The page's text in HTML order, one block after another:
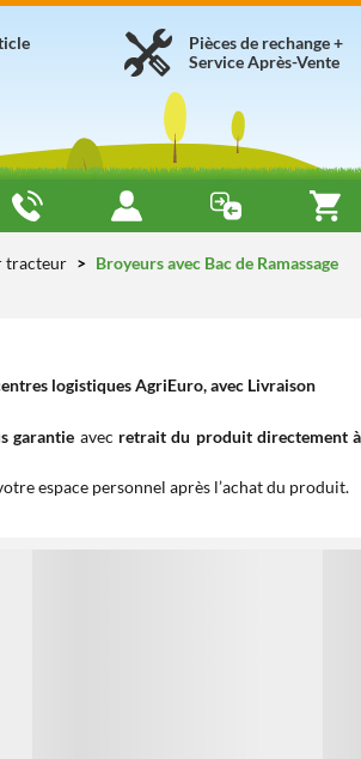
Pièces de rechange +
Service Après-Vente
tracteur
Broyeurs avec Bac de Ramassage
logistiques AgriEuro, avec Livraison
garantie avec retrait du produit directement à
espace personnel après l’achat du produit.